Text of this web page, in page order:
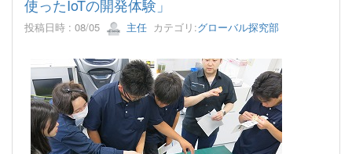
使ったIoTの開発体験」
投稿日時 : 08/05 主任 カテゴリ:グローバル探究部